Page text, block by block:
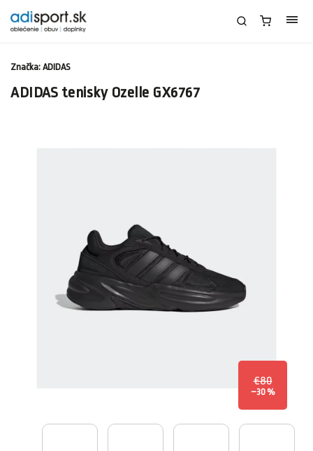
ADIDAS tenisky Ozelle GX6767
€80
–30 %
Značka: ADIDAS